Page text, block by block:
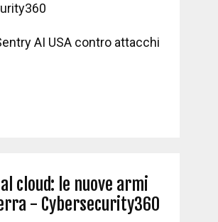
cloud: le nuove armi
- Cybersecurity360